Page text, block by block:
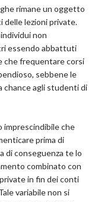
rimane un oggetto
delle lezioni private.
non
essendo abbattuti
che frequentare corsi
sebbene le
chance agli studenti di
imprescindibile che
prima di
di conseguenza te lo
combinato con
in fin dei conti
variabile non si